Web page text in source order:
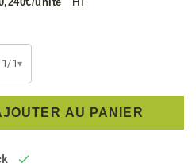
1▾
AU PANIER
